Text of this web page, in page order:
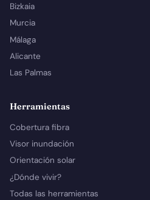
Bizkaia
Murcia
Málaga
Alicante
Las Palmas
Herramientas
Cobertura fibra
Visor inundación
Orientación solar
¿Dónde vivir?
Todas las herramientas